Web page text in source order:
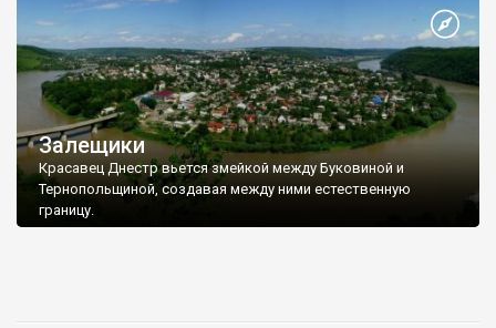
Залещики
Красавец Днестр вьется змейкой между Буковиной и
Тернопольщиной, создавая между ними естественную
границу.